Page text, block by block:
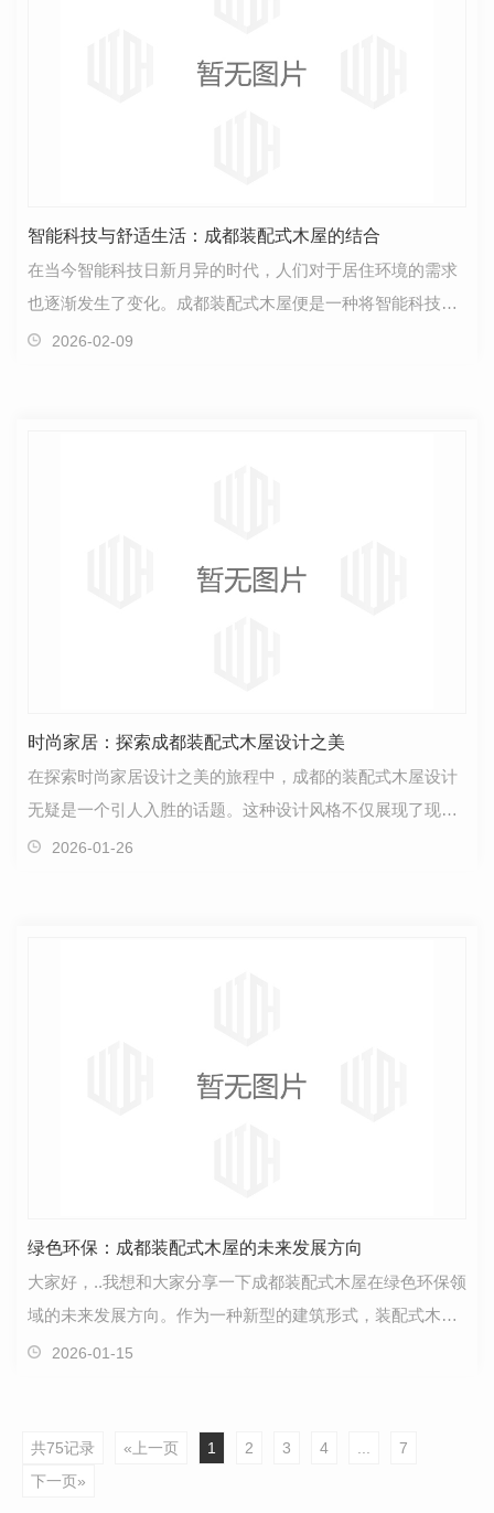
智能科技与舒适生活：成都装配式木屋的结合
在当今智能科技日新月异的时代，人们对于居住环境的需求
也逐渐发生了变化。成都装配式木屋便是一种将智能科技与
舒适生活..结合的创新产物。这种装配式木屋采用..的…
2026-02-09
时尚家居：探索成都装配式木屋设计之美
在探索时尚家居设计之美的旅程中，成都的装配式木屋设计
无疑是一个引人入胜的话题。这种设计风格不仅展现了现代
化的审美趋势，还融合了自然元素，让生活空间更具温…
2026-01-26
绿色环保：成都装配式木屋的未来发展方向
大家好，..我想和大家分享一下成都装配式木屋在绿色环保领
域的未来发展方向。作为一种新型的建筑形式，装配式木屋
集美观、实用和环保于一体，受到了越来越多人的关…
2026-01-15
共75记录 «上一页 1 2 3 4 ...
7
下一页»